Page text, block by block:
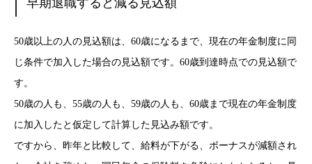
早期退職すると減る見込額
50歳以上の人の見込額は、60歳になるまで、現在の年金制度に同
じ条件で加入した場合の見込額です。60歳到達時点での見込額で
す。
50歳の人も、55歳の人も、59歳の人も、60歳まで現在の年金制度
に加入したと仮定して計算した見込み額です。
ですから、昨年と比較して、給料が下がる、ボーナスが減額され